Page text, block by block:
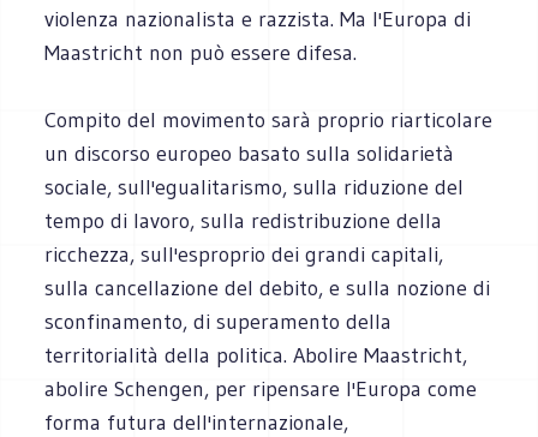
violenza nazionalista e razzista. Ma l'Europa di
Maastricht non può essere difesa.
Compito del movimento sarà proprio riarticolare
un discorso europeo basato sulla solidarietà
sociale, sull'egualitarismo, sulla riduzione del
tempo di lavoro, sulla redistribuzione della
ricchezza, sull'esproprio dei grandi capitali,
sulla cancellazione del debito, e sulla nozione di
sconfinamento, di superamento della
territorialità della politica. Abolire Maastricht,
abolire Schengen, per ripensare l'Europa come
forma futura dell'internazionale,